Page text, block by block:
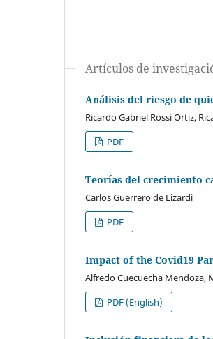
Artículos de
Análisis del riesgo de
Ricardo Gabriel Rossi Ortiz,
PDF
Teorías del crecimiento
Carlos Guerrero de Lizardi
PDF
Impact of the Covid19
Alfredo Cuecuecha Mendoza,
PDF (English)